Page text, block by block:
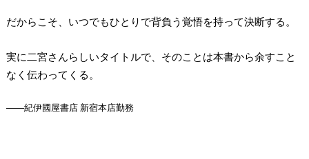
だからこそ、いつでもひとりで背負う覚悟を持って決断する。
実に二宮さんらしいタイトルで、そのことは本書から余すこと
なく伝わってくる。
――紀伊國屋書店 新宿本店勤務